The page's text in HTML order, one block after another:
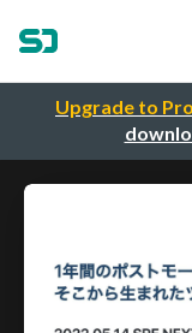
Upgrade to Pro